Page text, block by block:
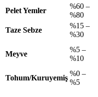
Pelet Yemler
%60 –
%80
Taze Sebze
%15 –
%30
Meyve
%5 –
%10
Tohum/Kuruyemiş
%0 –
%5